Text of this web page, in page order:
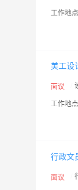
工作地
美工设
面议
工作地
行政文
面议